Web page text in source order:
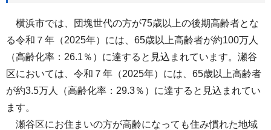
横浜市では、団塊世代の方が75歳以上の後期高齢者とな
る令和７年（2025年）には、65歳以上高齢者が約100万人
（高齢化率：26.1％）に達すると見込まれています。瀬谷
区においては、令和７年（2025年）には、65歳以上高齢者
が約3.5万人（高齢化率：29.3％）に達すると見込まれてい
ます。
瀬谷区にお住まいの方が高齢になっても住み慣れた地域